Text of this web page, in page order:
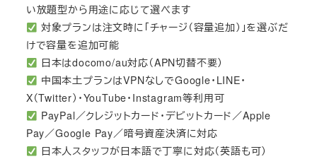
い放題型から用途に応じて選べます
対象プランは注文時に「チャージ（容量追加）」を選ぶだ
けで容量を追加可能
日本はdocomo/au対応（APN切替不要）
中国本土プランはVPNなしでGoogle・LINE・
X（Twitter）・YouTube・Instagram等利用可
PayPal／クレジットカード・デビットカード／Apple
Pay／Google Pay／暗号資産決済に対応
日本人スタッフが日本語で丁寧に対応（英語も可）